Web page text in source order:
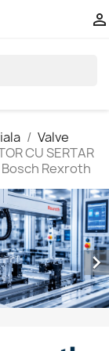

Valve
CU SERTAR
Bosch Rexroth
